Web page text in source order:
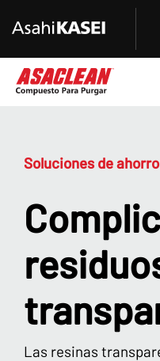
Soluciones de
Las resinas